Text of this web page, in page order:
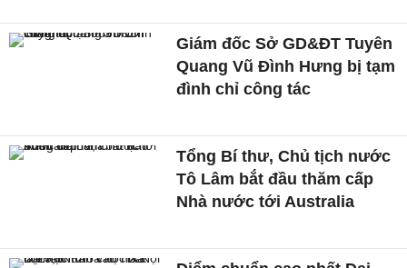
Giám đốc Sở GD&ĐT Tuyên
Quang Vũ Đình Hưng bị tạm
đình chỉ công tác
Tổng Bí thư, Chủ tịch nước
Tô Lâm bắt đầu thăm cấp
Nhà nước tới Australia